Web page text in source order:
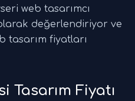
web tasarımcı
değerlendiriyor ve
tasarım fiyatları
Tasarım Fiyatı